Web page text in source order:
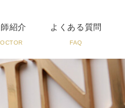
紹介 よくある質問
FAQ